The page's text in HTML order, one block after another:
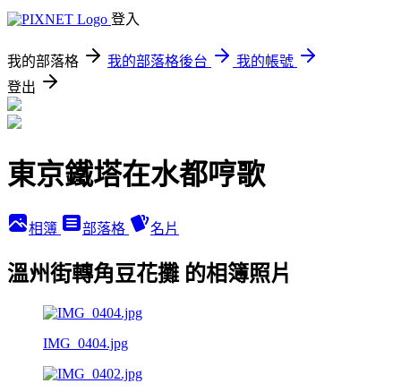
登入
我的部落格 我的部落格後台
我的帳號
登出
東京鐵塔在水都哼歌
相簿 部落格 名片
溫州街轉角豆花攤 的相簿照片
IMG_0404.jpg